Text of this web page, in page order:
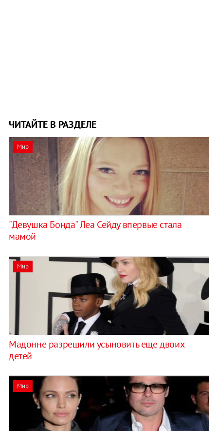
ЧИТАЙТЕ В РАЗДЕЛЕ
Мир
"Девушка Бонда" Леа Сейду впервые стала
мамой
Мир
Мадонне разрешили усыновить еще двоих
детей
Мир